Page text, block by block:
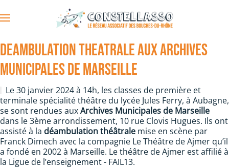
Accéder au contenu principal
DEAMBULATION THEATRALE AUX ARCHIVES
MUNICIPALES DE MARSEILLE
Le 30 janvier 2024 à 14h, les classes de première et
terminale spécialité théâtre du lycée Jules Ferry, à Aubagne,
se sont rendues auxArchives Municipales de Marseille
dans le 3ème arrondissement, 10 rue Clovis Hugues. Ils ont
assisté à la déambulation théâtrale mise en scène par
Franck Dimech avec la compagnie Le Théâtre de Ajmer qu’il
a fondé en 2002 à Marseille. Le théâtre de Ajmer est affilié à
la Ligue de l’enseignement - FAIL13.